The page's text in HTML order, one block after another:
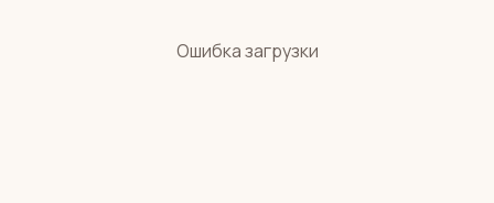
Ошибка загрузки